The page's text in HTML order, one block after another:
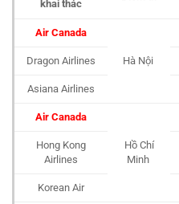
khai thác
Air Canada
Hà Nội
Dragon Airlines
Asiana Airlines
Air Canada
Hồ Chí
Minh
Hong Kong
Airlines
Korean Air